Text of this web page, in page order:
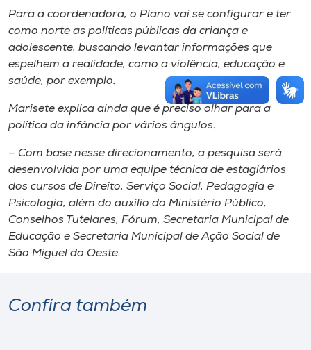
Para a coordenadora, o Plano vai se configurar e ter
como norte as políticas públicas da criança e
adolescente, buscando levantar informações que
espelhem a realidade, como a violência, educação e
saúde, por exemplo.
Marisete explica ainda que é preciso olhar para a
política da infância por vários ângulos.
– Com base nesse direcionamento, a pesquisa será
desenvolvida por uma equipe técnica de estagiários
dos cursos de Direito, Serviço Social, Pedagogia e
Psicologia, além do auxílio do Ministério Público,
Conselhos Tutelares, Fórum, Secretaria Municipal de
Educação e Secretaria Municipal de Ação Social de
São Miguel do Oeste.
Confira também